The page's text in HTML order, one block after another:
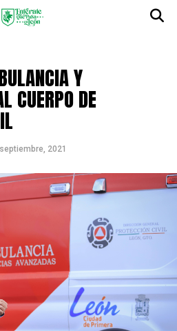
Y
CUERPO DE
2021